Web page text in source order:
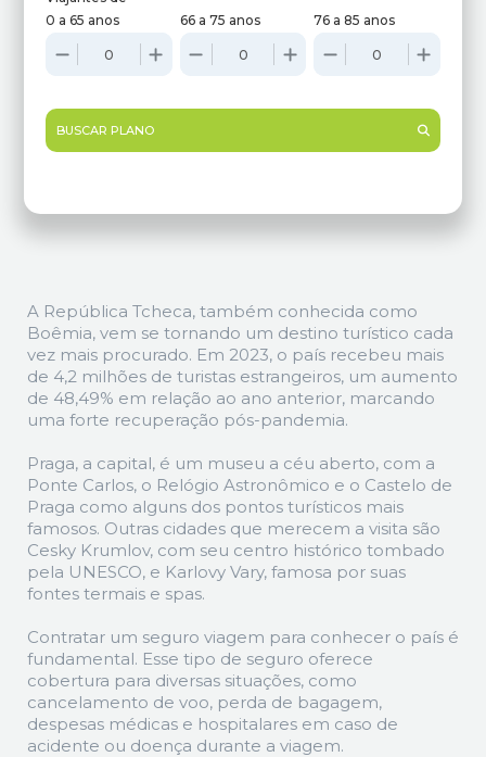
0 a 65 anos
66 a 75 anos 76 a 85 anos
BUSCAR PLANO
A República Tcheca, também conhecida como
Boêmia, vem se tornando um destino turístico cada
vez mais procurado. Em 2023, o país recebeu mais
de 4,2 milhões de turistas estrangeiros, um aumento
de 48,49% em relação ao ano anterior, marcando
uma forte recuperação pós-pandemia.
Praga, a capital, é um museu a céu aberto, com a
Ponte Carlos, o Relógio Astronômico e o Castelo de
Praga como alguns dos pontos turísticos mais
famosos. Outras cidades que merecem a visita são
Cesky Krumlov, com seu centro histórico tombado
pela UNESCO, e Karlovy Vary, famosa por suas
fontes termais e spas.
Contratar um seguro viagem para conhecer o país é
fundamental. Esse tipo de seguro oferece
cobertura para diversas situações, como
cancelamento de voo, perda de bagagem,
despesas médicas e hospitalares em caso de
acidente ou doença durante a viagem.